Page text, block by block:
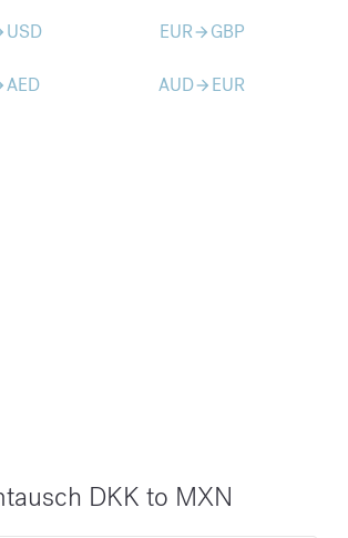
USD EURarrow_forward GBP
AED AUDarrow_forward EUR
DKK to MXN